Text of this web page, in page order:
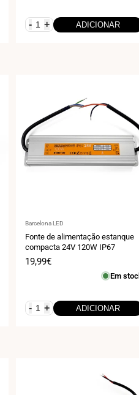
- + ADICIONAR
Fornecedor:
Barcelona LED
Fonte de alimentação estanque
compacta 24V 120W IP67
Preço
19,99€
Em
- + ADICIONAR